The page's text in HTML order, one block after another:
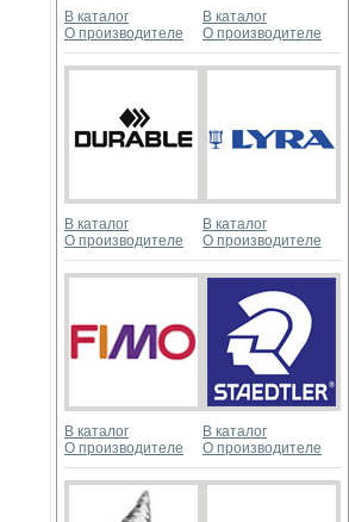
В каталог
О производителе
В каталог
О производителе
В каталог
О производителе
В каталог
О производителе
В каталог
О производителе
В каталог
О производителе